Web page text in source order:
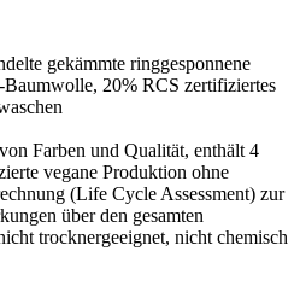
gekämmte ringgesponnene
20% RCS zertifiziertes
Farben und Qualität, enthält 4
vegane Produktion ohne
(Life Cycle Assessment) zur
über den gesamten
trocknergeeignet, nicht chemisch